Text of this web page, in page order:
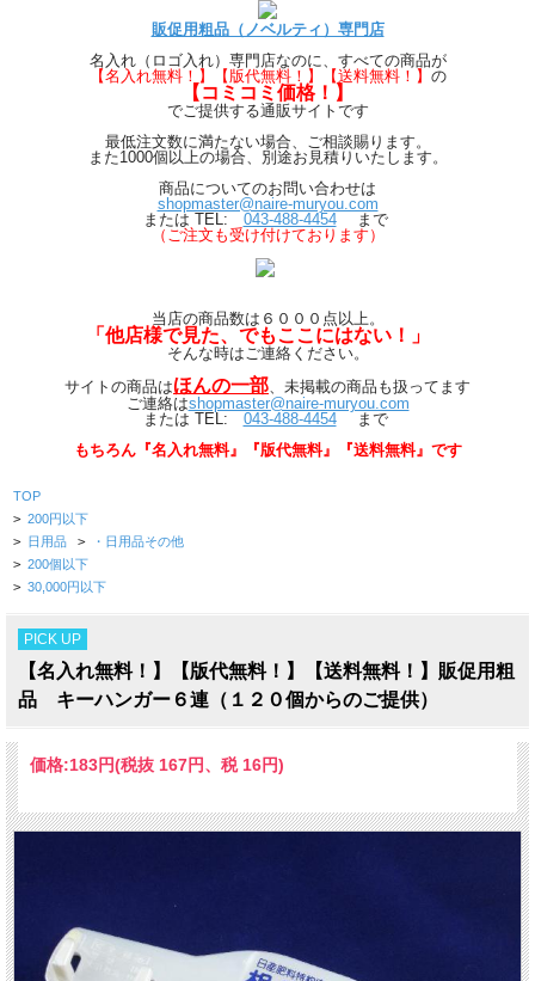
販促用粗品（ノベルティ）専門店
名入れ（ロゴ入れ）専門店なのに、すべての商品が
【名入れ無料！】【版代無料！】【送料無料！】 の
【コミコミ価格！】
でご提供する通販サイトです
最低注文数に満たない場合、ご相談賜ります。
また1000個以上の場合、別途お見積りいたします。
商品についてのお問い合わせは
shopmaster@naire-muryou.com
または TEL: 043-488-4454まで
（ご注文も受け付けております）
当店の商品数は６０００点以上。
「他店様で見た、でもここにはない！」
そんな時はご連絡ください。
サイトの商品はほんの一部、 未掲載の商品も扱ってます
ご連絡はshopmaster@naire-muryou.com
または TEL: 043-488-4454まで
もちろん『名入れ無料』『版代無料』『送料無料』です
TOP
> 200円以下
> 日用品 > ・日用品その他
> 200個以下
> 30,000円以下
PICK UP
【名入れ無料！】【版代無料！】【送料無料！】販促用粗
品 キーハンガー６連（１２０個からのご提供）
価格:183円(税抜 167円、税 16円)